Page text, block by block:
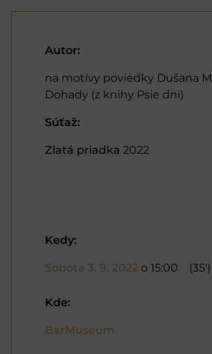
Autor:
na motívy poviedky Dušana
Dohady (z knihy Psie dni)
Súťaž:
Zlatá priadka 2022
Kedy:
Sobota 3. 9. 2022 o 15:00 (35')
Kde:
BarMuseum